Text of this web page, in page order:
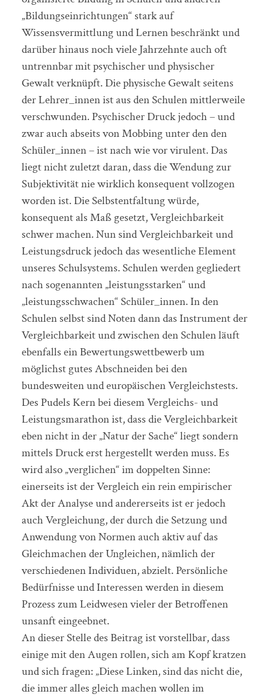
„Bildungseinrichtungen“ stark auf
Wissensvermittlung und Lernen beschränkt und
darüber hinaus noch viele Jahrzehnte auch oft
untrennbar mit psychischer und physischer
Gewalt verknüpft. Die physische Gewalt seitens
der Lehrer_innen ist aus den Schulen mittlerweile
verschwunden. Psychischer Druck jedoch – und
zwar auch abseits von Mobbing unter den den
Schüler_innen – ist nach wie vor virulent. Das
liegt nicht zuletzt daran, dass die Wendung zur
Subjektivität nie wirklich konsequent vollzogen
worden ist. Die Selbstentfaltung würde,
konsequent als Maß gesetzt, Vergleichbarkeit
schwer machen. Nun sind Vergleichbarkeit und
Leistungsdruck jedoch das wesentliche Element
unseres Schulsystems. Schulen werden gegliedert
nach sogenannten „leistungsstarken“ und
„leistungsschwachen“ Schüler_innen. In den
Schulen selbst sind Noten dann das Instrument der
Vergleichbarkeit und zwischen den Schulen läuft
ebenfalls ein Bewertungswettbewerb um
möglichst gutes Abschneiden bei den
bundesweiten und europäischen Vergleichstests.
Des Pudels Kern bei diesem Vergleichs- und
Leistungsmarathon ist, dass die Vergleichbarkeit
eben nicht in der „Natur der Sache“ liegt sondern
mittels Druck erst hergestellt werden muss. Es
wird also „verglichen“ im doppelten Sinne:
einerseits ist der Vergleich ein rein empirischer
Akt der Analyse und andererseits ist er jedoch
auch Vergleichung, der durch die Setzung und
Anwendung von Normen auch aktiv auf das
Gleichmachen der Ungleichen, nämlich der
verschiedenen Individuen, abzielt. Persönliche
Bedürfnisse und Interessen werden in diesem
Prozess zum Leidwesen vieler der Betroffenen
unsanft eingeebnet.
An dieser Stelle des Beitrag ist vorstellbar, dass
einige mit den Augen rollen, sich am Kopf kratzen
und sich fragen: „Diese Linken, sind das nicht die,
die immer alles gleich machen wollen im